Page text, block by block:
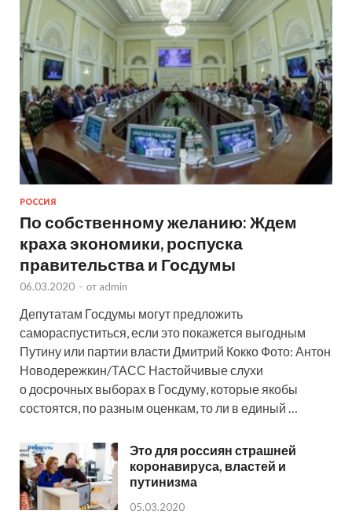
РОССИЯ
По собственному желанию: Ждем
краха экономики, роспуска
правительства и Госдумы
06.03.2020 - от admin
Депутатам Госдумы могут предложить
самораспуститься, если это покажется выгодным
Путину или партии власти Дмитрий Кокко Фото: Антон
Новодережкин/ТАСС Настойчивые слухи
о досрочных выборах в Госдуму, которые якобы
состоятся, по разным оценкам, то ли в единый …
Это для россиян страшней
коронавируса, властей и
путинизма
05.03.2020